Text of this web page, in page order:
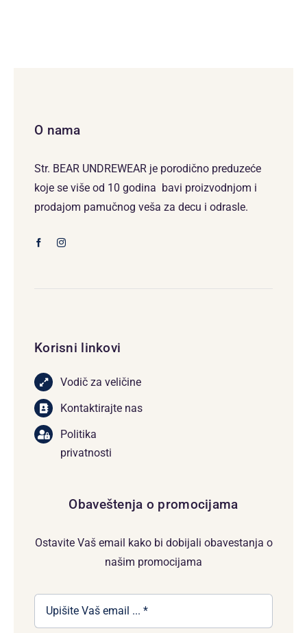
O nama
Str. BEAR UNDREWEAR je porodično preduzeće
koje se više od 10 godina bavi proizvodnjom i
prodajom pamučnog veša za decu i odrasle.
Korisni linkovi
Vodič za veličine
Kontaktirajte nas
Politika
privatnosti
Obaveštenja o promocijama
Ostavite Vaš email kako bi dobijali obavestanja o
našim promocijama